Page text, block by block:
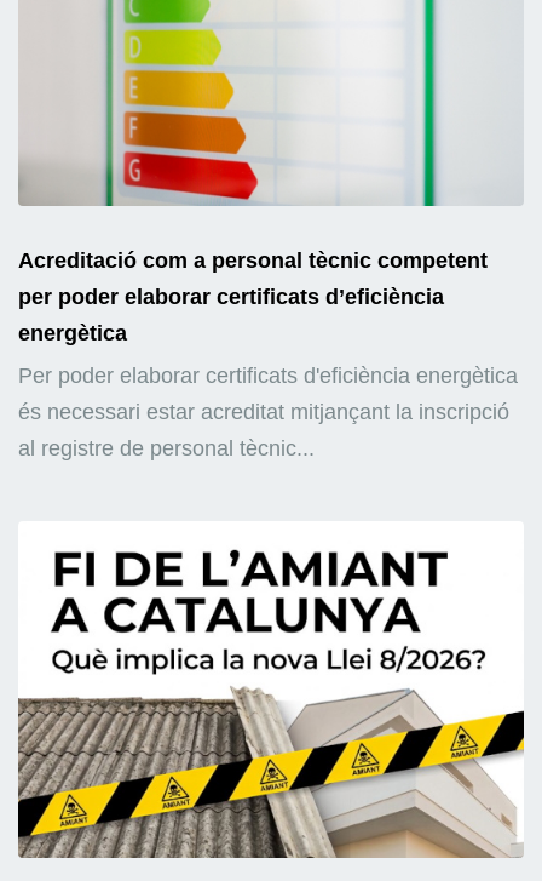
Acreditació com a personal tècnic competent
per poder elaborar certificats d’eficiència
energètica
Per poder elaborar certificats d'eficiència energètica
és necessari estar acreditat mitjançant la inscripció
al registre de personal tècnic...